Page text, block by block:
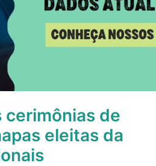
cerimônias de
eleitas da